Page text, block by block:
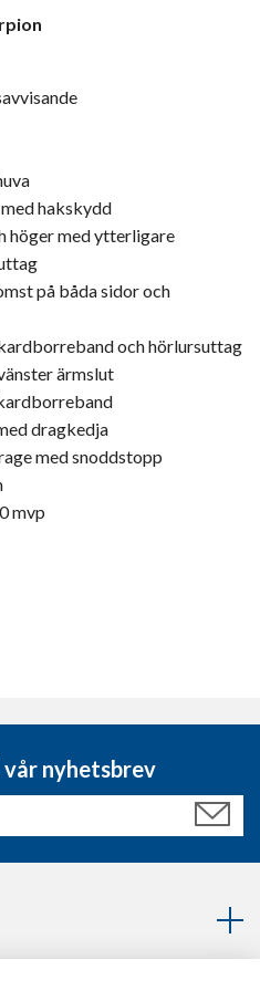
hakskydd
höger med ytterligare
på båda sidor och
och hörlursuttag
ärmslut
dragkedja
med snoddstopp
mvp
nyhetsbrev